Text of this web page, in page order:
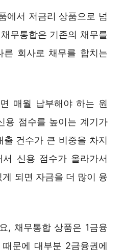
에서 저금리 상품으로 넘
무통합은 기존의 채무를
회사로 채무를 합치는
매월 납부해야 하는 원
용 점수를 높이는 계기가
건수가 큰 비중을 차지
신용 점수가 올라가서
되면 자금을 더 많이 융
, 채무통합 상품은 1금융
문에 대부분 2금융권에